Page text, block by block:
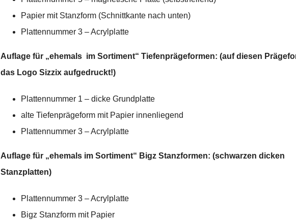
Papier mit Stanzform (Schnittkante nach unten)
Plattennummer 3 – Acrylplatte
Auflage für „ehemals im Sortiment“ Tiefenprägeformen: (auf diesen
das Logo Sizzix aufgedruckt!)
Plattennummer 1 – dicke Grundplatte
alte Tiefenprägeform mit Papier innenliegend
Plattennummer 3 – Acrylplatte
Auflage für „ehemals im Sortiment“ Bigz Stanzformen: (schwarzen dicken
Stanzplatten)
Plattennummer 3 – Acrylplatte
Bigz Stanzform mit Papier